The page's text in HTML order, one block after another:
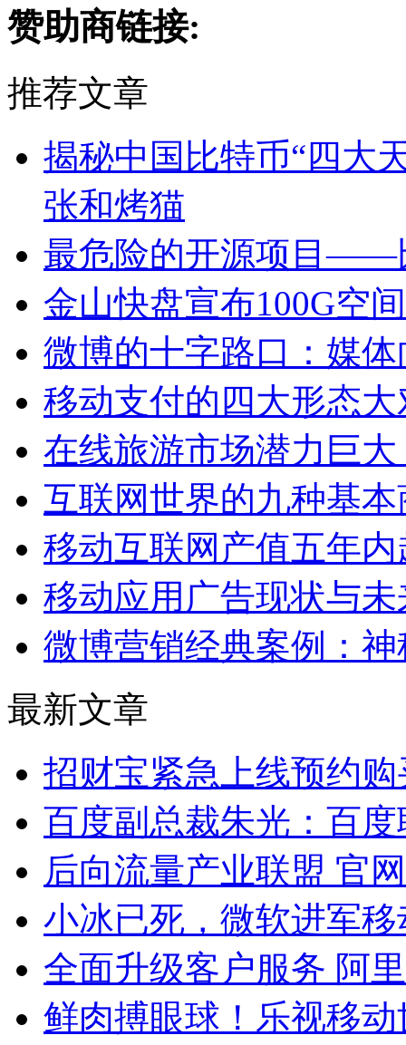
赞助商链接:
推荐文章
揭秘中国比特币“四大
张和烤猫
最危险的开源项目——
金山快盘宣布100G空
微博的十字路口：媒
移动支付的四大形态大
在线旅游市场潜力巨
互联网世界的九种基
移动互联网产值五年
移动应用广告现状与
微博营销经典案例：
最新文章
招财宝紧急上线预约
百度副总裁朱光：百
后向流量产业联盟 官
小冰已死，微软进军
全面升级客户服务 阿
鲜肉搏眼球！乐视移